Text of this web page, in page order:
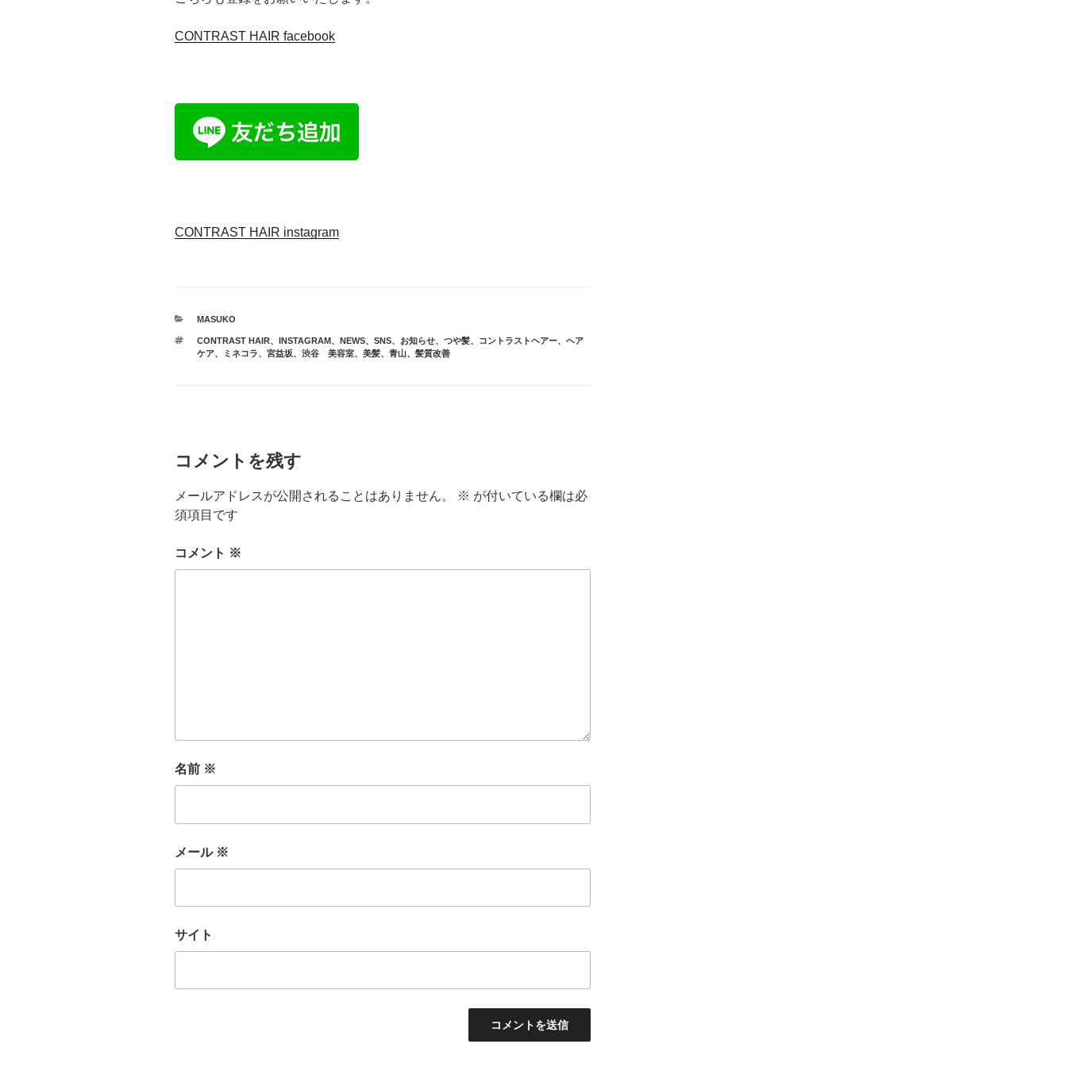
CONTRAST HAIR facebook
CONTRAST HAIR instagram
カ
ゴ
リ
MASUKO
タ
グ
CONTRAST HAIR、 INSTAGRAM 、 NEWS、 SNS、 お知らせ、 つや髪、 コントラストヘアー、 ヘア
ケア、 ミネコラ、 宮益坂、 渋谷 美容室、 美髪、 青山、 髪質改善
コメントを残す
メールアドレスが公開されることはありません。 ※ が付いている欄は必
須項目です
コメント ※
名前 ※
メール ※
サイト